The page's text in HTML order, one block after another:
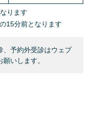
ります
15分前となります
、予約外受診はウェブ
いします。